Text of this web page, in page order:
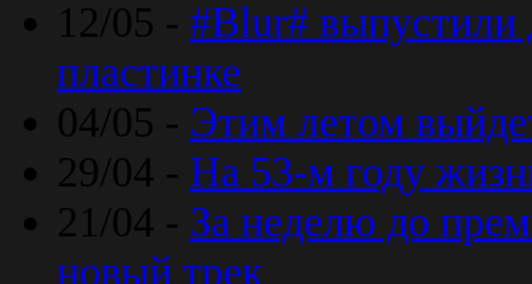
12/05 - #Blur# выпустили
пластинке
04/05 - Этим летом
29/04 - На 53-м году
21/04 - За неделю до
новый трек